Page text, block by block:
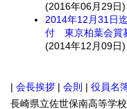
(2016年06月29日)
2014年12月31日
付 東京柏葉会賞
(2014年12月09日)
| 会長挨拶 | 会則 | 役員名
長崎県立佐世保南高等学